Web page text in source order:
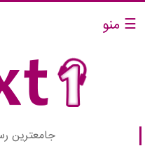
☰ منو
جامعترین